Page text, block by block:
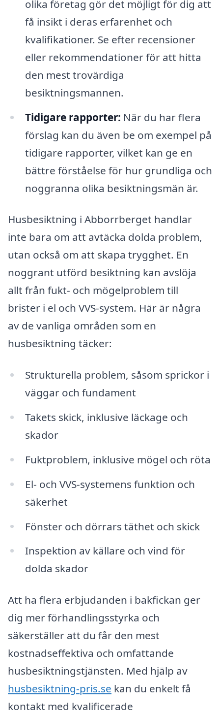
olika företag gör det möjligt för dig att
få insikt i deras erfarenhet och
kvalifikationer. Se efter recensioner
eller rekommendationer för att hitta
den mest trovärdiga
besiktningsmannen.
Tidigare rapporter: När du har flera
förslag kan du även be om exempel på
tidigare rapporter, vilket kan ge en
bättre förståelse för hur grundliga och
noggranna olika besiktningsmän är.
Husbesiktning i Abborrberget handlar
inte bara om att avtäcka dolda problem,
utan också om att skapa trygghet. En
noggrant utförd besiktning kan avslöja
allt från fukt- och mögelproblem till
brister i el och VVS-system. Här är några
av de vanliga områden som en
husbesiktning täcker:
Strukturella problem, såsom sprickor i
väggar och fundament
Takets skick, inklusive läckage och
skador
Fuktproblem, inklusive mögel och röta
El- och VVS-systemens funktion och
säkerhet
Fönster och dörrars täthet och skick
Inspektion av källare och vind för
dolda skador
Att ha flera erbjudanden i bakfickan ger
dig mer förhandlingsstyrka och
säkerställer att du får den mest
kostnadseffektiva och omfattande
husbesiktningstjänsten. Med hjälp av
husbesiktning-pris.se kan du enkelt få
kontakt med kvalificerade